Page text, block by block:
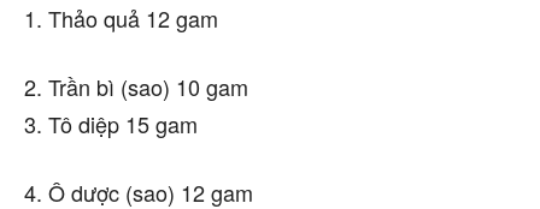
1. Thảo quả 12 gam
2. Trần bì (sao) 10 gam
3. Tô diệp 15 gam
4. Ô dược (sao) 12 gam